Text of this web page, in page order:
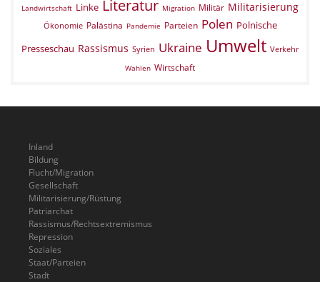
Landwirtschaft Linke Literatur Migration Militär Militarisierung
Ökonomie Palästina Pandemie Parteien Polen Polnische
Presseschau Rassismus Syrien Ukraine Umwelt Verkehr
Wahlen Wirtschaft
Inland
Bildung
Flucht/Migration
Gesellschaft
Militarisierung/Rüstung
Patriarchat
Rassismus/Rechtsextremismus
Repression
Soziales
Staat/Parteien
Stadt